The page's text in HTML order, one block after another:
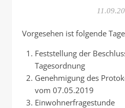
Vorgesehen ist folgende
Feststellung der
Tagesordnung
Genehmigung des
vom 07.05.2019
Einwohnerfragestunde